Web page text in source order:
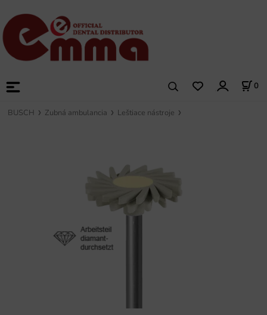
0
BUSCH Zubná ambulancia Leštiace nástroje